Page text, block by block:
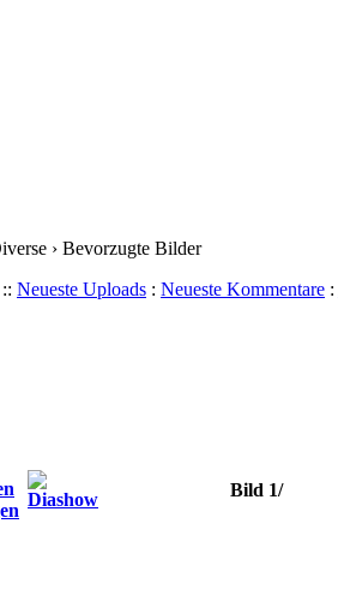
› Bevorzugte Bilder
:: Neueste Uploads : Neueste Kommentare :
Bild 1/